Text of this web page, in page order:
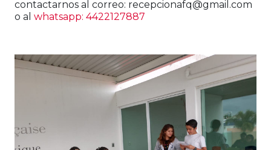
contactarnos al correo: recepcionafq@gmail.com
o al whatsapp: 4422127887